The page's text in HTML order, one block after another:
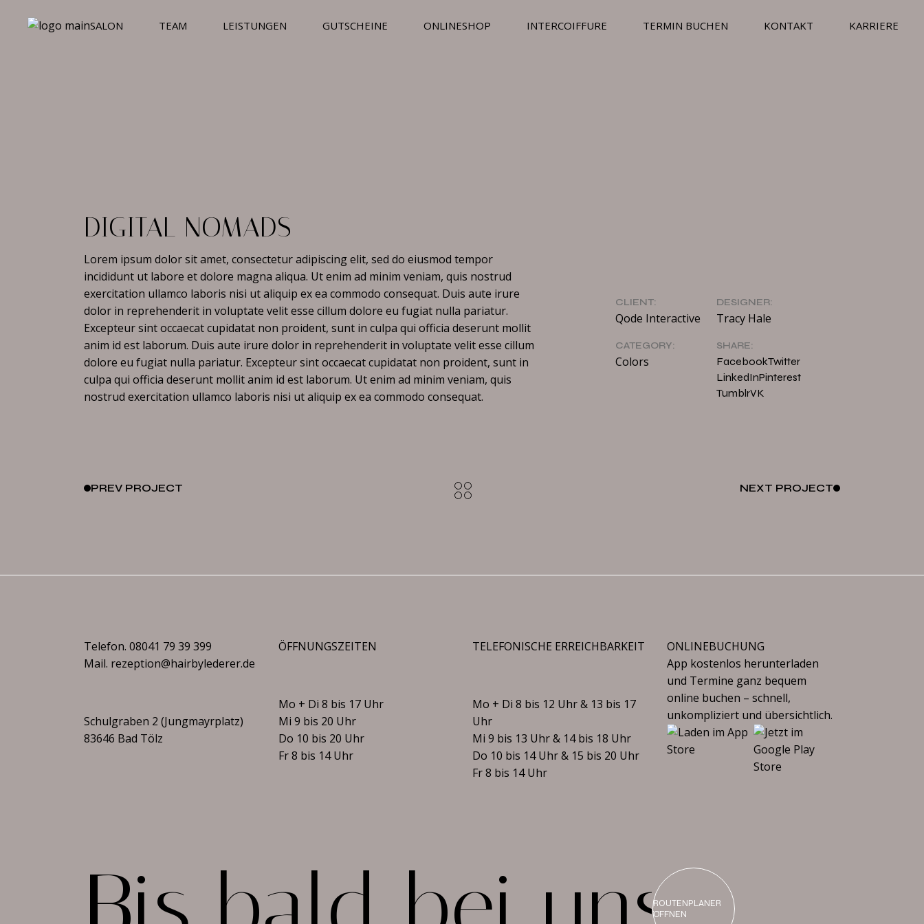
SALON TEAM LEISTUNGEN GUTSCHEINE ONLINESHOP INTERCOIFFURE TERMIN BUCHEN KONTAKT KARRIERE
DIGITAL NOMADS
Lorem ipsum dolor sit amet, consectetur adipiscing elit, sed do eiusmod tempor
incididunt ut labore et dolore magna aliqua. Ut enim ad minim veniam, quis nostrud
exercitation ullamco laboris nisi ut aliquip ex ea commodo consequat. Duis aute irure
dolor in reprehenderit in voluptate velit esse cillum dolore eu fugiat nulla pariatur.
Excepteur sint occaecat cupidatat non proident, sunt in culpa qui officia deserunt mollit
anim id est laborum. Duis aute irure dolor in reprehenderit in voluptate velit esse cillum
dolore eu fugiat nulla pariatur. Excepteur sint occaecat cupidatat non proident, sunt in
culpa qui officia deserunt mollit anim id est laborum. Ut enim ad minim veniam, quis
nostrud exercitation ullamco laboris nisi ut aliquip ex ea commodo consequat.
CLIENT:
Qode Interactive
DESIGNER:
Tracy Hale
CATEGORY:
Colors
SHARE:
FacebookTwitter
LinkedInPinterest
TumblrVK
PREV PROJECT NEXT PROJECT
Telefon. 08041 79 39 399
Mail. rezeption@hairbylederer.de
Schulgraben 2 (Jungmayrplatz)
83646 Bad Tölz
ÖFFNUNGSZEITEN
Mo + Di 8 bis 17 Uhr
Mi 9 bis 20 Uhr
Do 10 bis 20 Uhr
Fr 8 bis 14 Uhr
TELEFONISCHE ERREICHBARKEIT
Mo + Di 8 bis 12 Uhr & 13 bis 17
Uhr
Mi 9 bis 13 Uhr & 14 bis 18 Uhr
Do 10 bis 14 Uhr & 15 bis 20 Uhr
Fr 8 bis 14 Uhr
ONLINEBUCHUNG
App kostenlos herunterladen
und Termine ganz bequem
online buchen – schnell,
unkompliziert und übersichtlich.
ROUTENPLANER
ÖFFNEN